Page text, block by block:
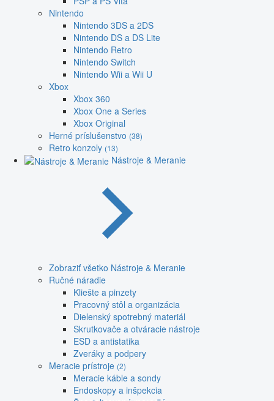
Nintendo
Nintendo 3DS a 2DS
Nintendo DS a DS Lite
Nintendo Retro
Nintendo Switch
Nintendo Wii a Wii U
Xbox
Xbox 360
Xbox One a Series
Xbox Original
Herné príslušenstvo (38)
Retro konzoly (13)
Nástroje & Meranie
Zobraziť všetko Nástroje & Meranie
Ručné náradie
Kliešte a pinzety
Pracovný stôl a organizácia
Dielenský spotrebný materiál
Skrutkovače a otváracie nástroje
ESD a antistatika
Zveráky a podpery
Meracie prístroje (2)
Meracie káble a sondy
Endoskopy a inšpekcia